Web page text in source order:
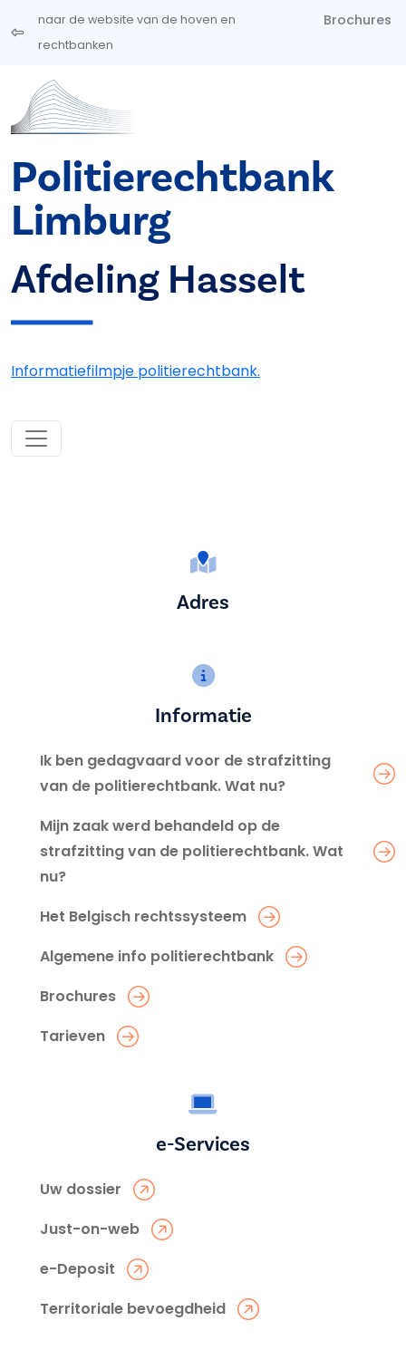
Overslaan en naar de inhoud gaan
naar de website van de hoven en
rechtbanken
Brochures
Politierechtbank
Limburg
Afdeling Hasselt
Informatiefilmpje politierechtbank.
Adres
Informatie
Ik ben gedagvaard voor de strafzitting
van de politierechtbank. Wat nu?
Mijn zaak werd behandeld op de
strafzitting van de politierechtbank. Wat
nu?
Het Belgisch rechtssysteem
Algemene info politierechtbank
Brochures
Tarieven
e-Services
Uw dossier
Just-on-web
e-Deposit
Territoriale bevoegdheid